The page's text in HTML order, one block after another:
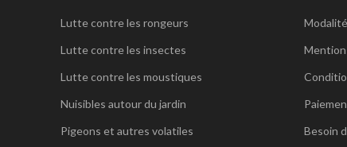
Lutte contre les rongeurs
Lutte contre les insectes
Lutte contre les moustiques
Nuisibles autour du jardin
Pigeons et autres volatiles
Besoin